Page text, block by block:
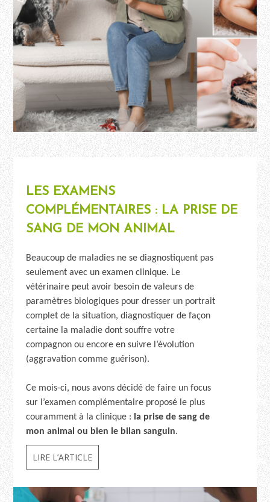
LES EXAMENS
COMPLÉMENTAIRES : LA PRISE DE
SANG DE MON ANIMAL
Beaucoup de maladies ne se diagnostiquent pas
seulement avec un examen clinique. Le
vétérinaire peut avoir besoin de valeurs de
paramètres biologiques pour dresser un portrait
complet de la situation, diagnostiquer de façon
certaine la maladie dont souffre votre
compagnon ou encore en suivre l’évolution
(aggravation comme guérison).
Ce mois-ci, nous avons décidé de faire un focus
sur l’examen complémentaire proposé le plus
couramment à la clinique : la prise de sang de
mon animal ou bien le bilan sanguin.
LIRE L’ARTICLE